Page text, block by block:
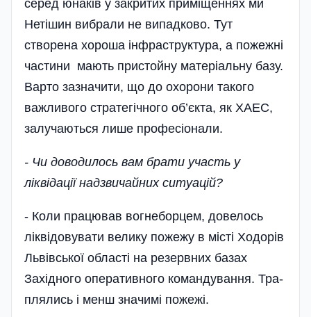
серед юнаків у закритих приміщеннях ми
Нетішин ви­брали не випадково. Тут
створена хороша інфра­структура, а пожежні
частини мають пристойну матеріальну базу.
Варто за­значити, що до охорони такого
важливого стратегічного об’єкта, як ХАЕС,
залуча­­ються лише професіонали.
- Чи доводилось вам брати участь у
ліквідації надзвичайних ситуацій?
- Коли працював вогнеборцем, довелось
ліквідовувати велику пожежу в місті Ходорів
Львів­ської області на резервних базах
Західного оперативного командуван­ня. Тра­
плялись і менш значимі пожежі.